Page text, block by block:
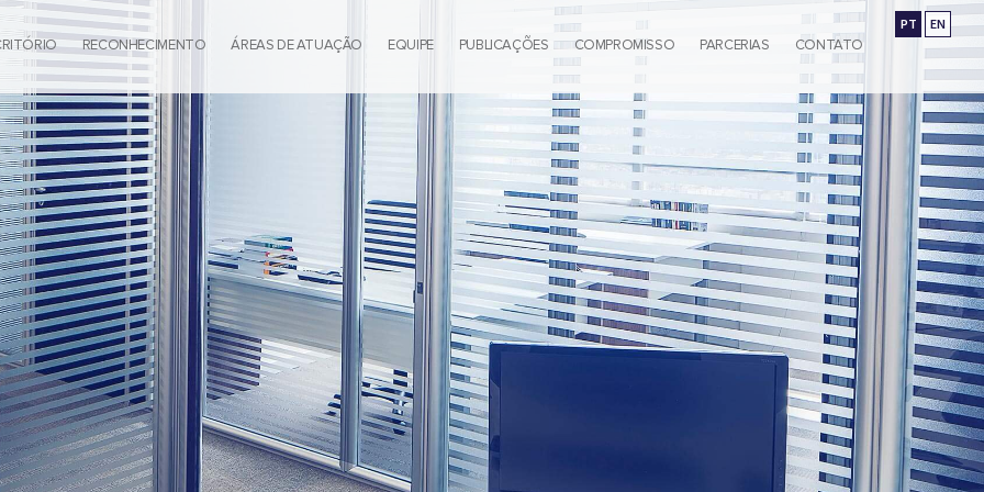
PT EN
RECONHECIMENTO ÁREAS DE ATUAÇÃO EQUIPE PUBLICAÇÕES COMPROMISSO PARCERIAS CONTATO